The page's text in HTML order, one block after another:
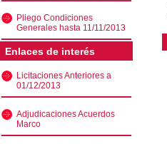
Pliego Condiciones
Generales hasta 11/11/2013
Enlaces de interés
Licitaciones Anteriores a
01/12/2013
Adjudicaciones Acuerdos
Marco